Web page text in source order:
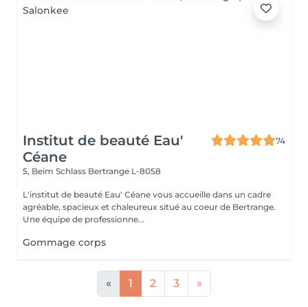
Institut de beauté Eau'
Céane
74
5, Beim Schlass Bertrange L-8058
L'institut de beauté Eau' Céane vous accueille dans un cadre
agréable, spacieux et chaleureux situé au coeur de Bertrange.
Une équipe de professionne...
Gommage corps
« 1 2 3 »